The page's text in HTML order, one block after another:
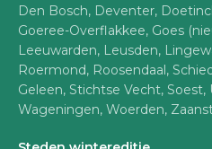
Den Bosch, Deventer,
Goeree-Overflakkee, Goes
Leeuwarden, Leusden,
Roermond, Roosendaal,
Geleen, Stichtse Vecht, Soest,
Wageningen, Woerden,